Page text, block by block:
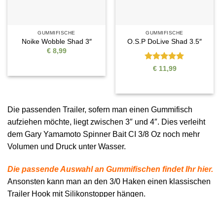
GUMMIFISCHE
Noike Wobble Shad 3″
€8,99
GUMMIFISCHE
O.S.P DoLive Shad 3.5″
Bewertet
€11,99
Die passenden Trailer, sofern man einen Gummifisch
aufziehen möchte, liegt zwischen 3″ und 4″. Dies verleiht
dem Gary Yamamoto Spinner Bait CI 3/8 Oz noch mehr
Volumen und Druck unter Wasser.
Die passende Auswahl an Gummifischen findet Ihr hier.
Ansonsten kann man an den 3/0 Haken einen klassischen
Trailer Hook mit Silikonstopper hängen.